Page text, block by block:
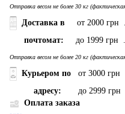
Отправка весом не более 30 кг
Доставка в от 2000 грн
почтомат: до 1999 грн
Отправка весом не более 20 кг
Курьером по от 3000
адресу: до 2999 грн
Оплата заказа